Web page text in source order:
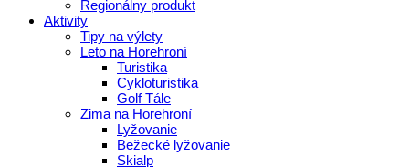
Regionálny produkt
Aktivity
Tipy na výlety
Leto na Horehroní
Turistika
Cykloturistika
Golf Tále
Zima na Horehroní
Lyžovanie
Bežecké lyžovanie
Skialp